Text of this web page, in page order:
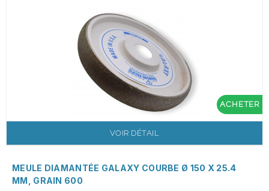
ACHETER
VOIR DÉTAIL
MEULE DIAMANTÉE GALAXY COURBE Ø 150 X 25.4
MM, GRAIN 600